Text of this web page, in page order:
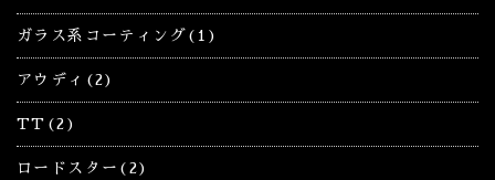
ガラス系コーティング(1)
アウディ(2)
TT(2)
ロードスター(2)